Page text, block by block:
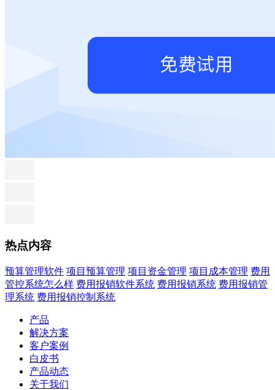
热点内容
预算管理软件 项目预算管理 项目资金管理 项目成本管理 费用
管控系统怎么样 费用报销软件系统 费用报销系统 费用报销管
理系统 费用报销控制系统
产品
解决方案
客户案例
白皮书
产品动态
关于我们